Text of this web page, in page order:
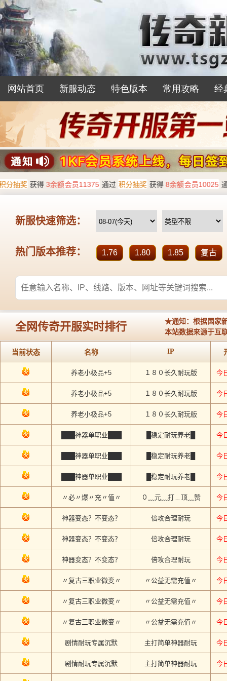
网站首页 新服动态 特色版本 常用攻略 经